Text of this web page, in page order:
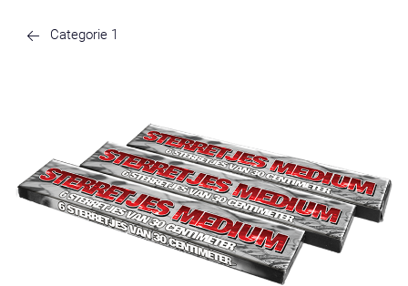
Categorie 1